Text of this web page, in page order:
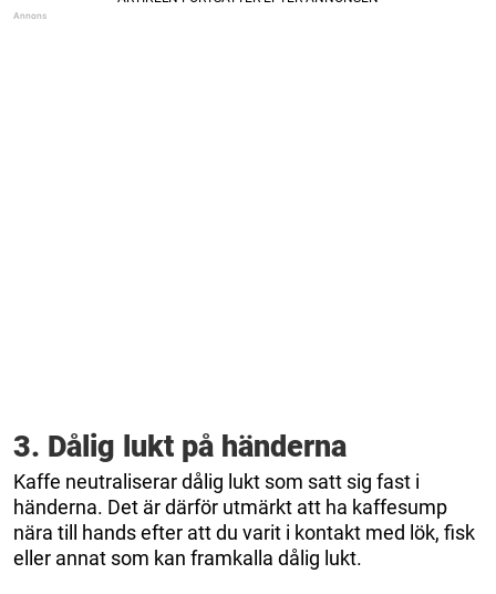
3. Dålig lukt på händerna
Kaffe neutraliserar dålig lukt som satt sig fast i
händerna. Det är därför utmärkt att ha kaffesump
nära till hands efter att du varit i kontakt med lök, fisk
eller annat som kan framkalla dålig lukt.